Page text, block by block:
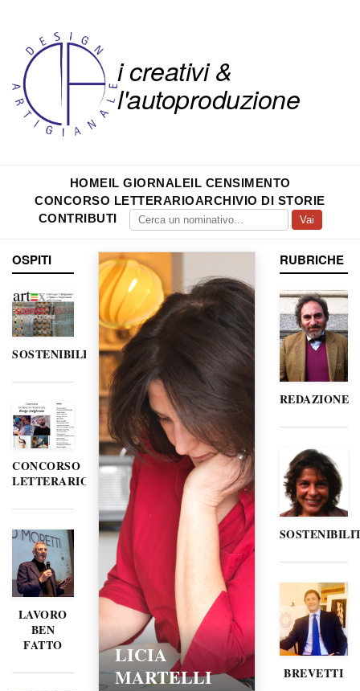
i creativi &
l'autoproduzione
HOMEIL GIORNALEIL CENSIMENTO
CONCORSO LETTERARIOARCHIVIO DI STORIE
CONTRIBUTI
Vai
OSPITI
SOSTENIBILITÀ
CONCORSO
LETTERARIO
LAVORO
BEN
FATTO
LICIA
MARTELLI
RUBRICHE
REDAZIONE
BREVETTI